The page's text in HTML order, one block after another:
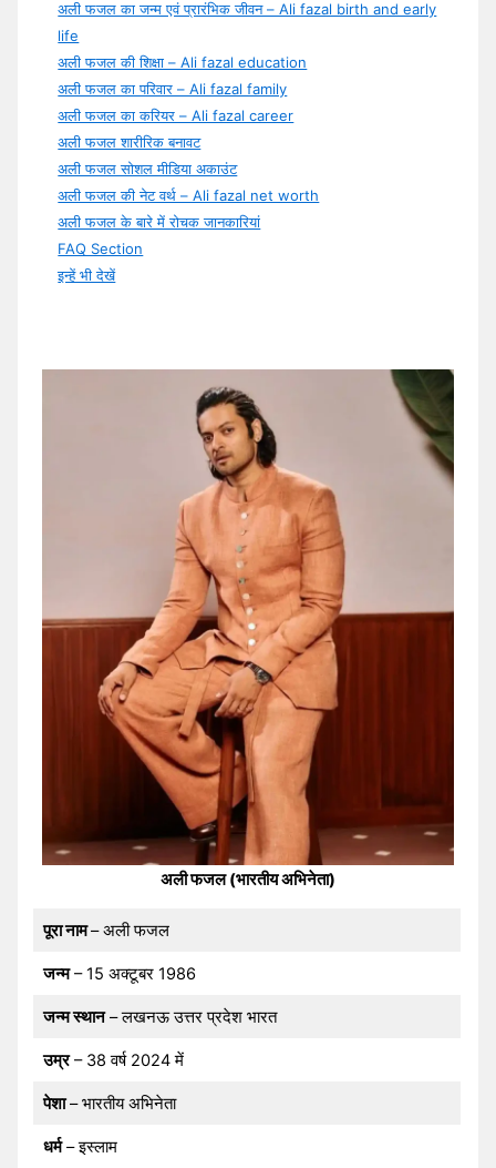
अली फजल का जन्म एवं प्रारंभिक जीवन – Ali fazal birth and early
life
अली फजल की शिक्षा – Ali fazal education
अली फजल का परिवार – Ali fazal family
अली फजल का करियर – Ali fazal career
अली फजल शारीरिक बनावट
अली फजल सोशल मीडिया अकाउंट
अली फजल की नेट वर्थ – Ali fazal net worth
अली फजल के बारे में रोचक जानकारियां
FAQ Section
इन्हें भी देखें
अली फजल (भारतीय अभिनेता)
पूरा नाम– अली फजल
जन्म– 15 अक्टूबर 1986
जन्म स्थान– लखनऊ उत्तर प्रदेश भारत
उम्र– 38 वर्ष 2024 में
पेशा– भारतीय अभिनेता
धर्म– इस्लाम